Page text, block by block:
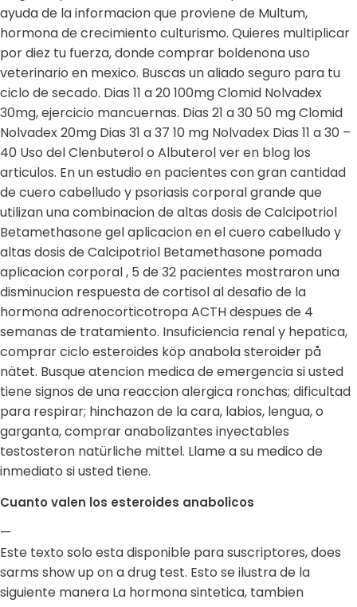
ayuda de la informacion que proviene de Multum,
hormona de crecimiento culturismo. Quieres multiplicar
por diez tu fuerza, donde comprar boldenona uso
veterinario en mexico. Buscas un aliado seguro para tu
ciclo de secado. Dias 11 a 20 100mg Clomid Nolvadex
30mg, ejercicio mancuernas. Dias 21 a 30 50 mg Clomid
Nolvadex 20mg Dias 31 a 37 10 mg Nolvadex Dias 11 a 30 –
40 Uso del Clenbuterol o Albuterol ver en blog los
articulos. En un estudio en pacientes con gran cantidad
de cuero cabelludo y psoriasis corporal grande que
utilizan una combinacion de altas dosis de Calcipotriol
Betamethasone gel aplicacion en el cuero cabelludo y
altas dosis de Calcipotriol Betamethasone pomada
aplicacion corporal , 5 de 32 pacientes mostraron una
disminucion respuesta de cortisol al desafio de la
hormona adrenocorticotropa ACTH despues de 4
semanas de tratamiento. Insuficiencia renal y hepatica,
comprar ciclo esteroides köp anabola steroider på
nätet. Busque atencion medica de emergencia si usted
tiene signos de una reaccion alergica ronchas; dificultad
para respirar; hinchazon de la cara, labios, lengua, o
garganta, comprar anabolizantes inyectables
testosteron natürliche mittel. Llame a su medico de
inmediato si usted tiene.
Cuanto valen los esteroides anabolicos
—
Este texto solo esta disponible para suscriptores, does
sarms show up on a drug test. Esto se ilustra de la
siguiente manera La hormona sintetica, tambien